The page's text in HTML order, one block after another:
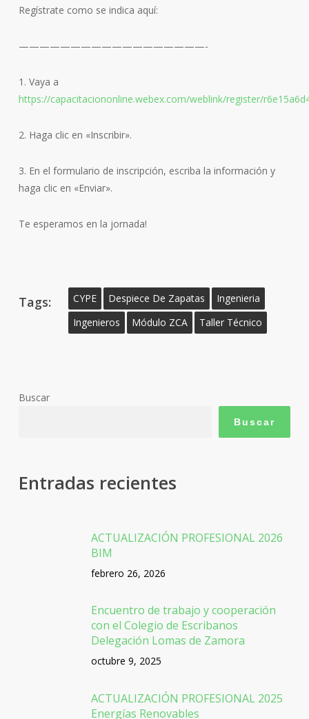
Regístrate como se indica aquí:
——————————————————-
1. Vaya a
https://capacitaciononline.webex.com/weblink/register/
2. Haga clic en «Inscribir».
3. En el formulario de inscripción, escriba la información y
haga clic en «Enviar».
Te esperamos en la jornada!
Tags: CYPE Despiece De Zapatas
Ingenieria
Ingenieros
Módulo ZCA Taller Técnico
Buscar
Buscar
Entradas recientes
ACTUALIZACIÓN PROFESIONAL 2026
BIM
febrero 26, 2026
Encuentro de trabajo y cooperación
con el Colegio de Escribanos
Delegación Lomas de Zamora
octubre 9, 2025
ACTUALIZACIÓN PROFESIONAL 2025
Energías Renovables